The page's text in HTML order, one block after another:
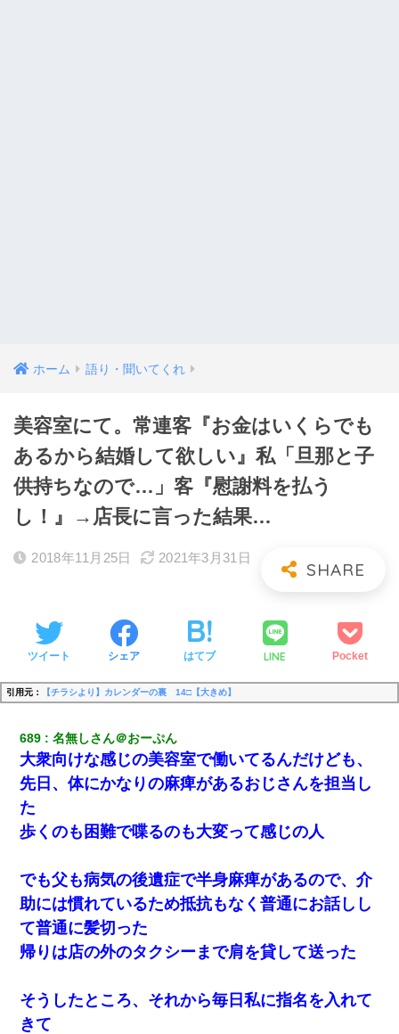
ホーム 語り・聞いてくれ
美容室にて。常連客『お金はいくらでも
あるから結婚して欲しい』私「旦那と子
供持ちなので…」客『慰謝料を払う
し！』→店長に言った結果…
2018年11月25日 2021年3月31日
ツイート シェア はてブ LINE Pocket
引用元： 【チラシより】カレンダーの裏 14□【大きめ】
689 名無しさん＠おーぷん
大衆向けな感じの美容室で働いてるんだけども、
先日、体にかなりの麻痺があるおじさんを担当し
た
歩くのも困難で喋るのも大変って感じの人
でも父も病気の後遺症で半身麻痺があるので、介
助には慣れているため抵抗もなく普通にお話しし
て普通に髪切った
帰りは店の外のタクシーまで肩を貸して送った
そうしたところ、それから毎日私に指名を入れて
きて